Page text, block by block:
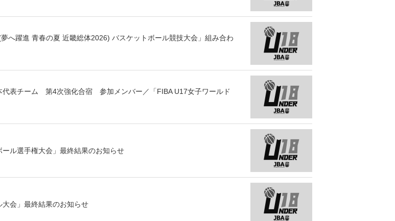
へ躍進 青春の夏 近畿総体2026) バスケットボール競技大会」組み合わ
代表チーム 第4次強化合宿 参加メンバー／「FIBA U17女子ワールド
ール選手権大会」最終結果のお知らせ
大会」最終結果のお知らせ